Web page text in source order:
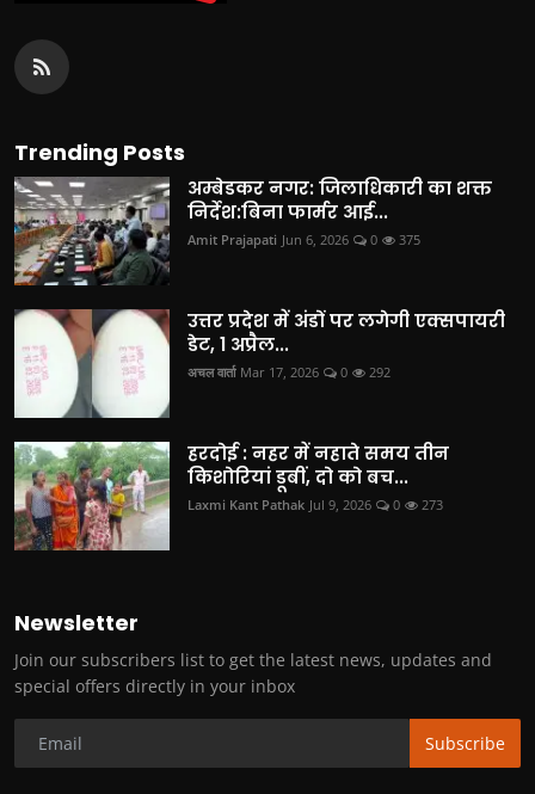
Trending Posts
अम्बेडकर नगर: जिलाधिकारी का शक्त
निर्देश:बिना फार्मर आई...
Amit Prajapati Jun 6, 2026 0 375
उत्तर प्रदेश में अंडों पर लगेगी एक्सपायरी
डेट, 1 अप्रैल...
अचल वार्ता Mar 17, 2026 0 292
हरदोई : नहर में नहाते समय तीन
किशोरियां डूबीं, दो को बच...
Laxmi Kant Pathak Jul 9, 2026 0 273
Newsletter
Join our subscribers list to get the latest news, updates and
special offers directly in your inbox
Subscribe